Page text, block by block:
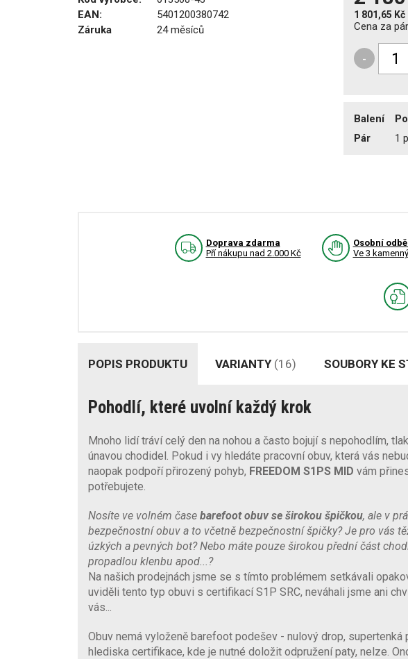
EAN:
5401200380742
Záruka
24 měsíců
1 801,65 Kč
Cena za
-
Balení
Pár
1
Doprava zdarma
Pří nákupu nad 2.000 Kč
Osobní
Ve 3
POPIS PRODUKTU VARIANTY (16) SOUBORY KE
Pohodlí, které uvolní každý krok
Mnoho lidí tráví celý den na nohou a často bojují s nepohodlím,
únavou chodidel. Pokud i vy hledáte pracovní obuv, která vás
naopak podpoří přirozený pohyb, FREEDOM S1PS MID vám
potřebujete.
Nosíte ve volném čase barefoot obuv se širokou špičkou, ale v
bezpečnostní obuv a to včetně bezpečnostní špičky? Je pro vás
úzkých a pevných bot? Nebo máte pouze širokou přední část
propadlou klenbu apod...?
Na našich prodejnách jsme se s tímto problémem setkávali
uviděli tento typ obuvi s certifikací S1P SRC, neváhali jsme ani
vás...
Obuv nemá vyloženě barefoot podešev - nulový drop, supertenká
hlediska certifikace, kde je nutné doložit odpružení paty, nelze.